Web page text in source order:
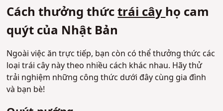
Cách thưởng thứctrái câyhọ cam
quýt của Nhật Bản
Ngoài việc ăn trực tiếp, bạn còn có thể thưởng thức các
loại trái cây này theo nhiều cách khác nhau. Hãy thử
trải nghiệm những công thức dưới đây cùng gia đình
và bạn bè!